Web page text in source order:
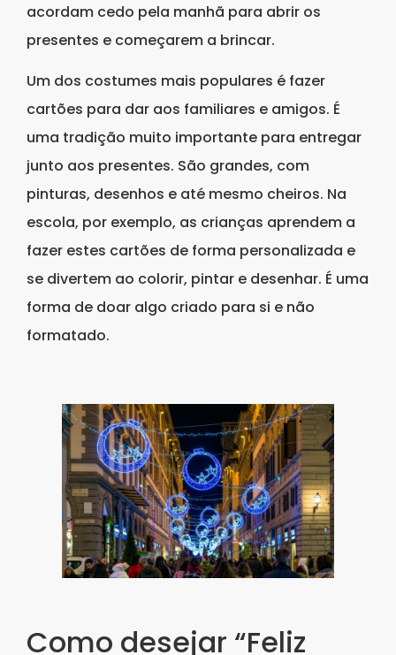
acordam cedo pela manhã para abrir os
presentes e começarem a brincar.
Um dos costumes mais populares é fazer
cartões para dar aos familiares e amigos. É
uma tradição muito importante para entregar
junto aos presentes. São grandes, com
pinturas, desenhos e até mesmo cheiros. Na
escola, por exemplo, as crianças aprendem a
fazer estes cartões de forma personalizada e
se divertem ao colorir, pintar e desenhar. É uma
forma de doar algo criado para si e não
formatado.
Como desejar “Feliz